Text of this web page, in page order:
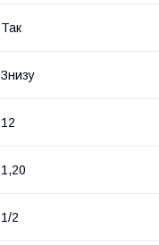
Так
Знизу
12
1,20
1/2